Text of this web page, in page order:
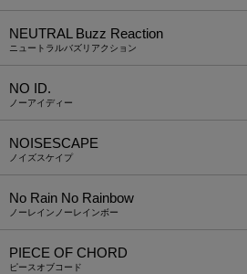
NEUTRAL Buzz Reaction
ニュートラルバズリアクション
NO ID.
ノーアイディー
NOISESCAPE
ノイズスケイプ
No Rain No Rainbow
ノーレインノーレインボー
PIECE OF CHORD
ピースオブコード